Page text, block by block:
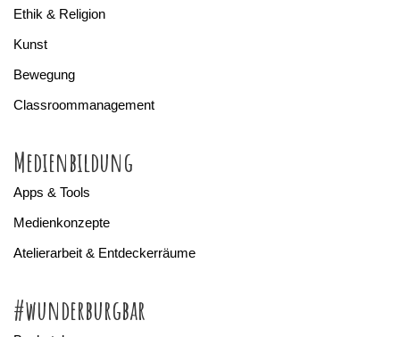
Ethik & Religion
Kunst
Bewegung
Classroommanagement
Medienbildung
Apps & Tools
Medienkonzepte
Atelierarbeit & Entdeckerräume
#wunderburgbar